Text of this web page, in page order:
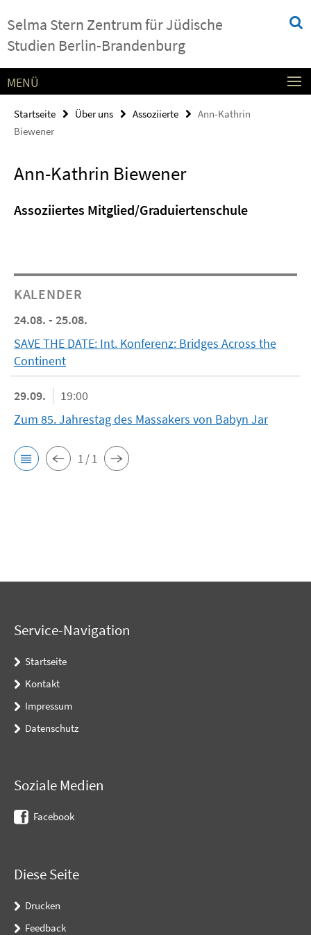
direkt
zu
Selma Stern Zentrum für Jüdische
Studien Berlin-Brandenburg
Service-
Navigation
MENÜ
Startseite Über uns Assoziierte
Ann-Kathrin
Biewener
Ann-Kathrin Biewener
Assoziiertes Mitglied/Graduiertenschule
KALENDER
24.08. - 25.08.
SAVE THE DATE: Int. Konferenz: Bridges Across the
Continent
29.09.
19:00
Zum 85. Jahrestag des Massakers von Babyn Jar
1 / 1
Service-Navigation
Startseite
Kontakt
Impressum
Datenschutz
Soziale Medien
Facebook
Diese Seite
Drucken
Feedback